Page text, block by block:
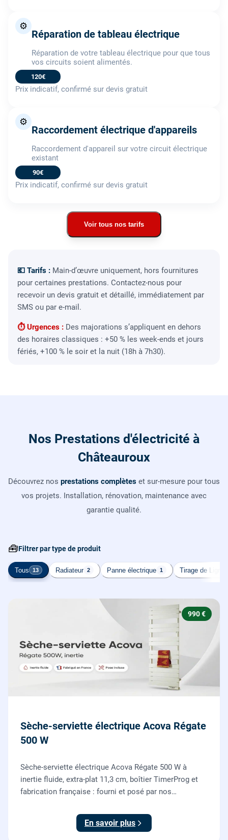
⚙️
Réparation de tableau électrique
Réparation de votre tableau électrique pour que tous
vos circuits soient alimentés.
120€
Prix indicatif, confirmé sur devis gratuit
⚙️
Raccordement électrique d'appareils
Raccordement d'appareil sur votre circuit électrique
existant
90€
Prix indicatif, confirmé sur devis gratuit
Voir tous nos tarifs
💶 Tarifs : Main-d’œuvre uniquement, hors fournitures
pour certaines prestations. Contactez-nous pour
recevoir un devis gratuit et détaillé, immédiatement par
SMS ou par e-mail.
⏱ Urgences : Des majorations s’appliquent en dehors
des horaires classiques : +50 % les week-ends et jours
fériés, +100 % le soir et la nuit (18h à 7h30).
Nos Prestations d'électricité à
Châteauroux
Découvrez nos prestations complètes et sur-mesure pour tous
vos projets. Installation, rénovation, maintenance avec
garantie qualité.
🧰Filtrer par type de produit
Tous 13 Radiateur 2 Panne électrique 1 Tirage de Ligne
990 €
Sèche-serviette électrique Acova Régate
500 W
Sèche-serviette électrique Acova Régate 500 W à
inertie fluide, extra-plat 11,3 cm, boîtier TimerProg et
fabrication française : fourni et posé par nos
En savoir plus